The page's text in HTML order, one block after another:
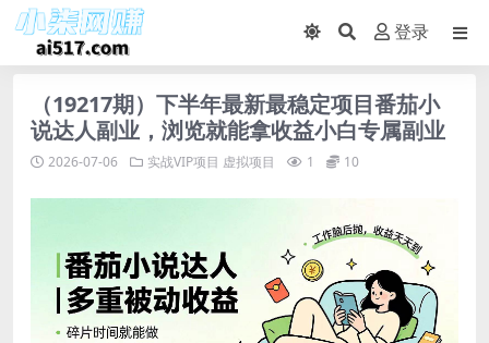
登录
（19217期）下半年最新最稳定项目番茄小
说达人副业，浏览就能拿收益小白专属副业
2026-07-06 实战VIP项目 虚拟项目 1 10